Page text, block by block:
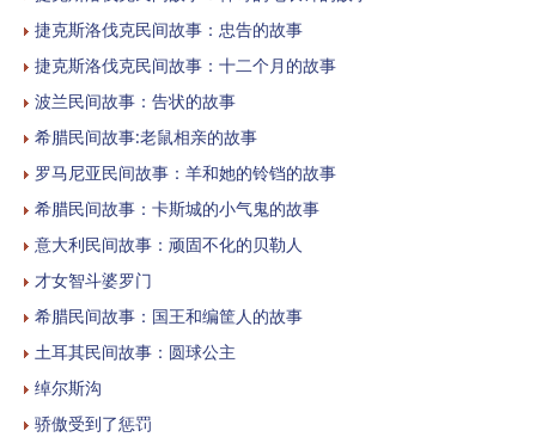
捷克斯洛伐克民间故事：忠告的故事
捷克斯洛伐克民间故事：十二个月的故事
波兰民间故事：告状的故事
希腊民间故事:老鼠相亲的故事
罗马尼亚民间故事：羊和她的铃铛的故事
希腊民间故事：卡斯城的小气鬼的故事
意大利民间故事：顽固不化的贝勒人
才女智斗婆罗门
希腊民间故事：国王和编筐人的故事
土耳其民间故事：圆球公主
绰尔斯沟
骄傲受到了惩罚